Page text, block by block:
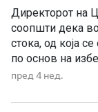
Директорот на
соопшти дека
стока, од која
по основ на
емисијата „За
целосна
пред 4 нед.